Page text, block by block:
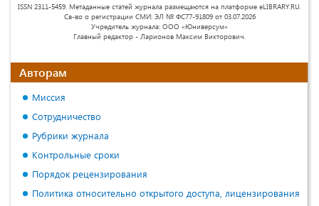
ISSN 2311-5459. Метаданные статей журнала размещаются на платформе eLIBRARY.RU.
Св-во о регистрации СМИ: ЭЛ № ФС77-91809 от 03.07.2026
Учредитель журнала: ООО «Юниверсум»
Главный редактор - Ларионов Максим Викторович.
Авторам
Миссия
Сотрудничество
Рубрики журнала
Контрольные сроки
Порядок рецензирования
Политика относительно открытого доступа, лицензирования